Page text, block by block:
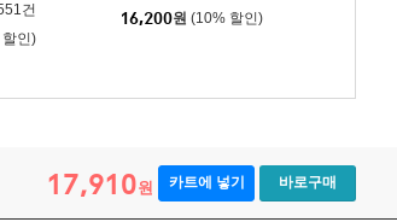
건
인)
16,200원 (10% 할인)
17,910원 카트에 넣기 바로구매